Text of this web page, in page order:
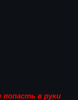
попасть в руки